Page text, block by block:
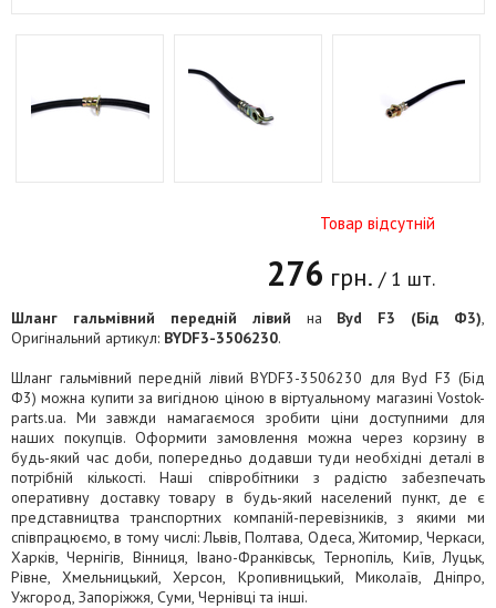
Товар відсутній
276 грн. / 1 шт.
Шланг гальмівний передній лівий на Byd F3 (Бід Ф3),
Оригінальний артикул: BYDF3-3506230.
Шланг гальмівний передній лівий BYDF3-3506230 для Byd F3 (Бід
Ф3) можна купити за вигідною ціною в віртуальному магазині Vostok-
parts.ua. Ми завжди намагаємося зробити ціни доступними для
наших покупців. Оформити замовлення можна через корзину в
будь-який час доби, попередньо додавши туди необхідні деталі в
потрібній кількості. Наші співробітники з радістю забезпечать
оперативну доставку товару в будь-який населений пункт, де є
представництва транспортних компаній-перевізників, з якими ми
співпрацюємо, в тому числі: Львів, Полтава, Одеса, Житомир, Черкаси,
Харків, Чернігів, Вінниця, Івано-Франківськ, Тернопіль, Київ, Луцьк,
Рівне, Хмельницький, Херсон, Кропивницький, Миколаїв, Дніпро,
Ужгород, Запоріжжя, Суми, Чернівці та інші.